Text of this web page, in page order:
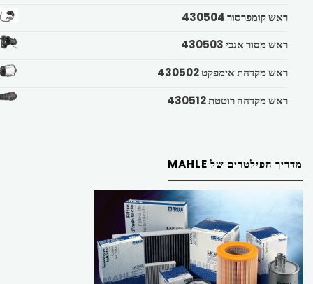
ראש קומפרסור 430504
ראש מסור אנכי 430503
ראש מקדחת אימפקט 430502
ראש מקדחה רוטטת 430512
מדריך הפילטרים של MAHLE